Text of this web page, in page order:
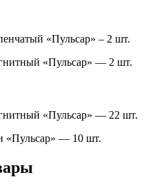
«Пульсар» – 2 шт.
«Пульсар» — 2 шт.
«Пульсар» — 22 шт.
«Пульсар» — 10 шт.